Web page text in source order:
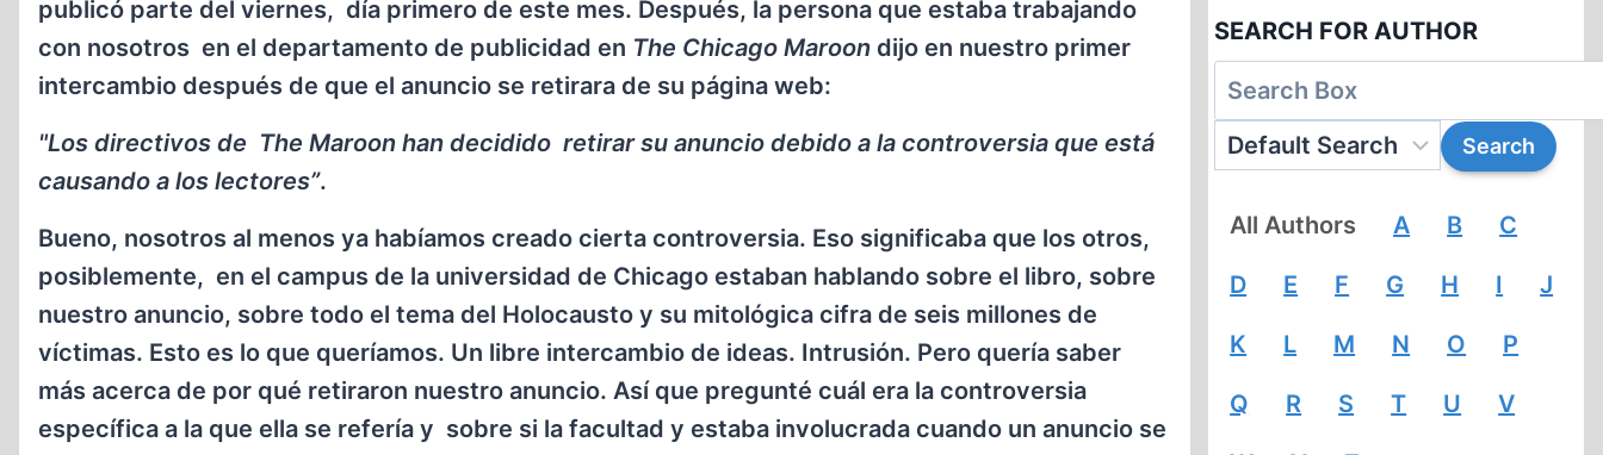
publicó parte del viernes, día primero de este mes. Después, la persona que estaba trabajando
con nosotros en el departamento de publicidad en The Chicago Maroon dijo en nuestro primer
intercambio después de que el anuncio se retirara de su página web:
"Los directivos de The Maroon han decidido retirar su anuncio debido a la controversia que está
causando a los lectores”.
Bueno, nosotros al menos ya habíamos creado cierta controversia. Eso significaba que los otros,
posiblemente, en el campus de la universidad de Chicago estaban hablando sobre el libro, sobre
nuestro anuncio, sobre todo el tema del Holocausto y su mitológica cifra de seis millones de
víctimas. Esto es lo que queríamos. Un libre intercambio de ideas. Intrusión. Pero quería saber
más acerca de por qué retiraron nuestro anuncio. Así que pregunté cuál era la controversia
específica a la que ella se refería y sobre si la facultad y estaba involucrada cuando un anuncio se
SEARCH FOR AUTHOR
All Authors A B C
D E F G H I J
K L M N O P
Q R S T U V